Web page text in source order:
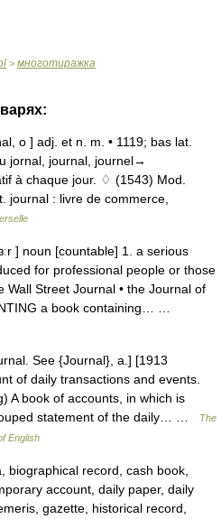
> многотиражка
o ] adj. et n. m. • 1119; bas lat.
jornal, journal, journel→
à chaque jour. ♢ (1543) Mod.
journal : livre de commerce,
] noun [countable] 1. a serious
for professional people or those
Wall Street Journal • the Journal of
a book containing… …
See {Journal}, a.] [1913
of daily transactions and events.
A book of accounts, in which is
statement of the daily… …
The
English
record, cash book,
account, daily paper, daily
gazette, historical record,